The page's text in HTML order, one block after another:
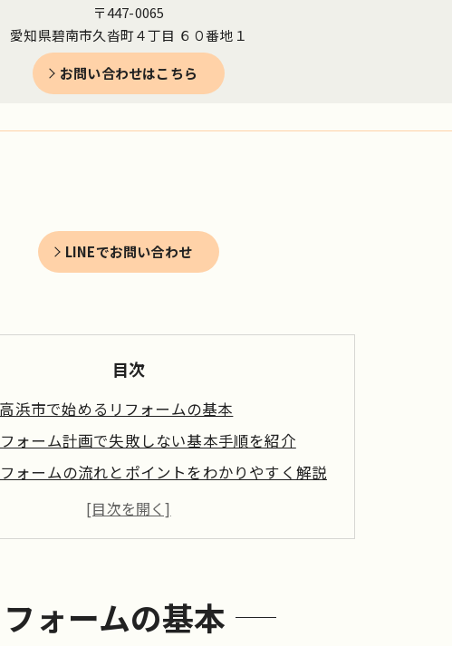
〒447-0065
愛知県碧南市久沓町４丁目 ６０番地１
お問い合わせはこちら
LINEでお問い合わせ
目次
浜市で始めるリフォームの基本
ォーム計画で失敗しない基本手順を紹介
ォームの流れとポイントをわかりやすく解説
知県高浜市でリフォームを始める準備のコツ
ォームの相談先選びで重視すべき点
暮らしを叶えるリフォーム活用術
ォームで理想の住まいを実現する秘訣
ォームの基本